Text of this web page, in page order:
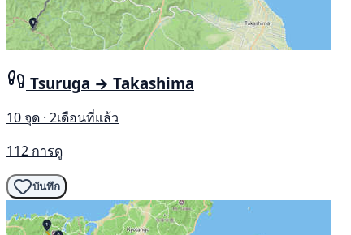
Tsuruga → Takashima
10 จุด · 2เดือนที่แล้ว
112 การดู
บันทึก